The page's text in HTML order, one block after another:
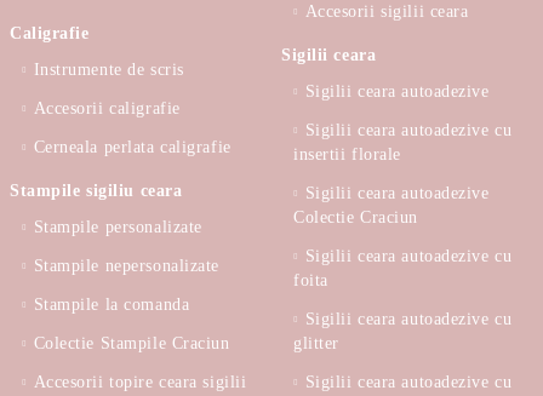
Caligrafie
Instrumente de scris
Accesorii caligrafie
Cerneala perlata caligrafie
Stampile sigiliu ceara
Stampile personalizate
Stampile nepersonalizate
Stampile la comanda
Colectie Stampile Craciun
Accesorii topire ceara sigilii
Accesorii sigilii ceara
Sigilii ceara
Sigilii ceara autoadezive
Sigilii ceara autoadezive cu
insertii florale
Sigilii ceara autoadezive
Colectie Craciun
Sigilii ceara autoadezive cu
foita
Sigilii ceara autoadezive cu
glitter
Sigilii ceara autoadezive cu